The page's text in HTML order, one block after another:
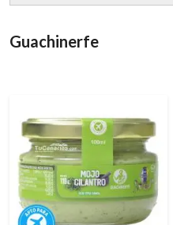
Guachinerfe